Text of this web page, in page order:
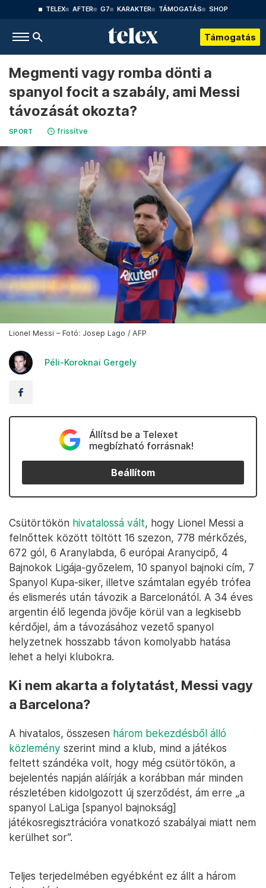
TELEX AFTER G7 KARAKTER TÁMOGATÁS SHOP
Támogatás
Megmenti vagy romba dönti a
spanyol focit a szabály, ami Messi
távozását okozta?
SPORT frissítve
Lionel Messi – Fotó: Josep Lago / AFP
Péli-Koroknai Gergely
Állítsd be a Telexet
megbízható forrásnak!
Beállítom
Csütörtökön hivatalossá vált, hogy Lionel Messi a
felnőttek között töltött 16 szezon, 778 mérkőzés,
672 gól, 6 Aranylabda, 6 európai Aranycipő, 4
Bajnokok Ligája-győzelem, 10 spanyol bajnoki cím, 7
Spanyol Kupa-siker, illetve számtalan egyéb trófea
és elismerés után távozik a Barcelonától. A 34 éves
argentin élő legenda jövője körül van a legkisebb
kérdőjel, ám a távozásához vezető spanyol
helyzetnek hosszabb távon komolyabb hatása
lehet a helyi klubokra.
Ki nem akarta a folytatást, Messi vagy
a Barcelona?
A hivatalos, összesen három bekezdésből álló
közlemény szerint mind a klub, mind a játékos
feltett szándéka volt, hogy még csütörtökön, a
bejelentés napján aláírják a korábban már minden
részletében kidolgozott új szerződést, ám erre „a
spanyol LaLiga [spanyol bajnokság]
játékosregisztrációra vonatkozó szabályai miatt nem
kerülhet sor”.
Teljes terjedelmében egyébként ez állt a három